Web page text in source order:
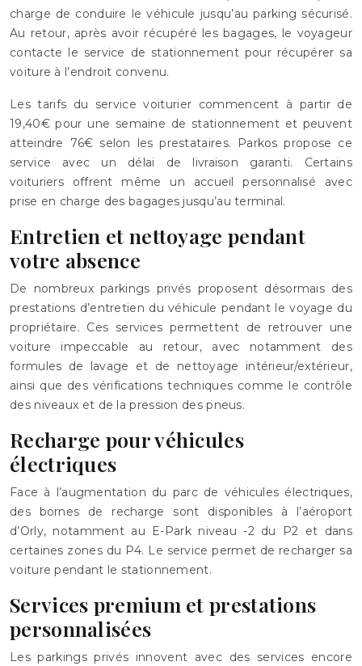
charge de conduire le véhicule jusqu’au parking sécurisé.
Au retour, après avoir récupéré les bagages, le voyageur
contacte le service de stationnement pour récupérer sa
voiture à l’endroit convenu.
Les tarifs du service voiturier commencent à partir de
19,40€ pour une semaine de stationnement et peuvent
atteindre 76€ selon les prestataires. Parkos propose ce
service avec un délai de livraison garanti. Certains
voituriers offrent même un accueil personnalisé avec
prise en charge des bagages jusqu’au terminal.
Entretien et nettoyage pendant
votre absence
De nombreux parkings privés proposent désormais des
prestations d’entretien du véhicule pendant le voyage du
propriétaire. Ces services permettent de retrouver une
voiture impeccable au retour, avec notamment des
formules de lavage et de nettoyage intérieur/extérieur,
ainsi que des vérifications techniques comme le contrôle
des niveaux et de la pression des pneus.
Recharge pour véhicules
électriques
Face à l’augmentation du parc de véhicules électriques,
des bornes de recharge sont disponibles à l’aéroport
d’Orly, notamment au E-Park niveau -2 du P2 et dans
certaines zones du P4. Le service permet de recharger sa
voiture pendant le stationnement.
Services premium et prestations
personnalisées
Les parkings privés innovent avec des services encore